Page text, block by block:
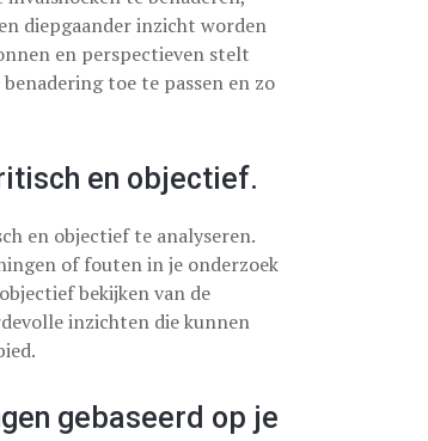
diepgaander inzicht worden
en perspectieven stelt
toe te passen en zo
en objectief.
en objectief te analyseren.
of fouten in je onderzoek
bekijken van de
inzichten die kunnen
gebaseerd op je